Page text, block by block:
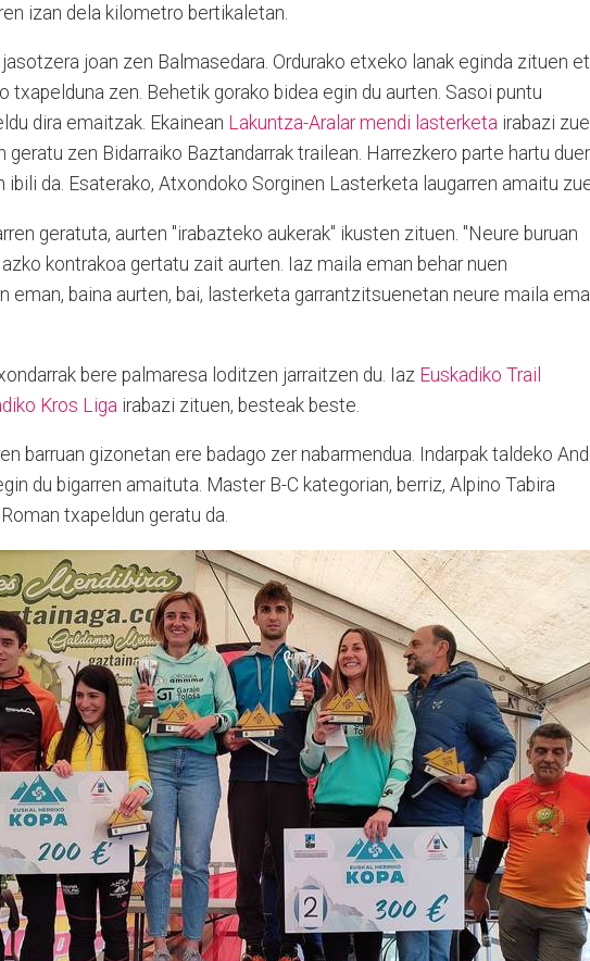
izan dela kilometro bertikaletan.
joan zen Balmasedara. Ordurako etxeko lanak eginda zituen
txapelduna zen. Behetik gorako bidea egin du aurten. Sasoi puntu
dira emaitzak. Ekainean Lakuntza-Aralar mendi lasterketa irabazi
geratu zen Bidarraiko Baztandarrak trailean. Harrezkero parte hartu
ibili da. Esaterako, Atxondoko Sorginen Lasterketa laugarren amaitu
geratuta, aurten "irabazteko aukerak" ikusten zituen. "Neure buruan
kontrakoa gertatu zait aurten. Iaz maila eman behar nuen
eman, baina aurten, bai, lasterketa garrantzitsuenetan neure maila
bere palmaresa loditzen jarraitzen du. Iaz Euskadiko Trail
Kros Liga irabazi zituen, besteak beste.
barruan gizonetan ere badago zer nabarmendua. Indarpak taldeko
du bigarren amaituta. Master B-C kategorian, berriz, Alpino Tabira
txapeldun geratu da.